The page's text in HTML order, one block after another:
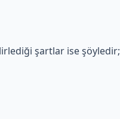
şartlar ise şöyledir;